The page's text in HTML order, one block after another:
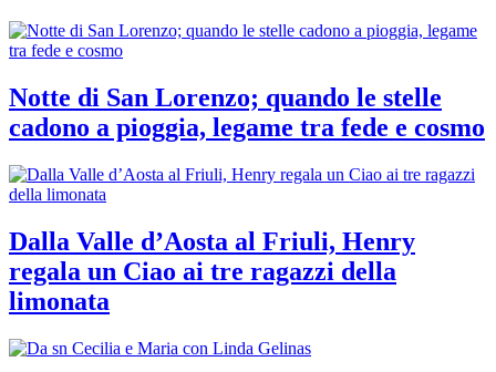
Notte di San Lorenzo; quando le stelle
cadono a pioggia, legame tra fede e cosmo
Dalla Valle d’Aosta al Friuli, Henry
regala un Ciao ai tre ragazzi della
limonata